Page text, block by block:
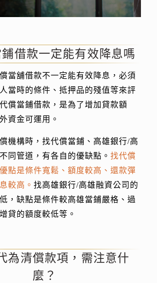
借款一定能有效降息嗎
當舖借款不一定能有效降息，必須
當時的條件、抵押品的殘值等來評
償當鋪借款，是為了增加貸款額
資金可運用。
機構時，找代償當鋪、高雄銀行/高
同管道，有各自的優缺點。找代償
點是條件寬鬆、額度較高、還款彈
較高。找高雄銀行/高雄融資公司的
，缺點是條件較高雄當鋪嚴格、過
貸的額度較低等。
為清償款項，需注意什
麼？